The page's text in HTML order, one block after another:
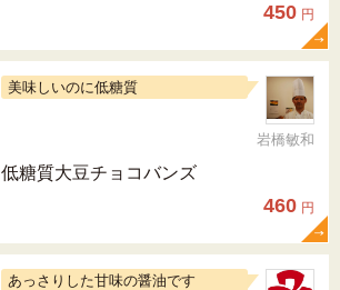
450 円
美味しいのに低糖質
岩橋敏和
低糖質大豆チョコバンズ
460 円
あっさりした甘味の醤油です